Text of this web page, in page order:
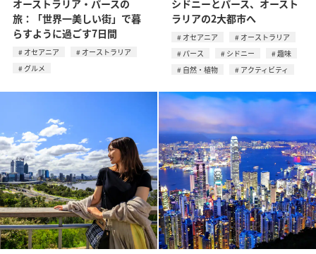
オーストラリア・パースの
旅：「世界一美しい街」で暮
らすように過ごす7日間
オセアニア
オーストラリア
グルメ
シドニーとパース、オースト
ラリアの2大都市へ
オセアニア
オーストラリア
パース
シドニー
趣味
自然・植物
アクティビティ